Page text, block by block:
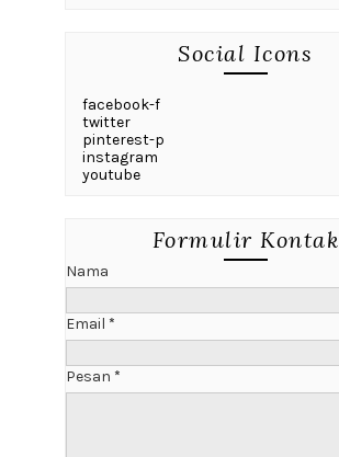
Social Icons
facebook-f
twitter
pinterest-p
instagram
youtube
Formulir Kontak
Nama
Email *
Pesan *